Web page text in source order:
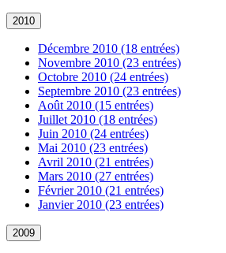
2010
Décembre 2010 (18 entrées)
Novembre 2010 (23 entrées)
Octobre 2010 (24 entrées)
Septembre 2010 (23 entrées)
Août 2010 (15 entrées)
Juillet 2010 (18 entrées)
Juin 2010 (24 entrées)
Mai 2010 (23 entrées)
Avril 2010 (21 entrées)
Mars 2010 (27 entrées)
Février 2010 (21 entrées)
Janvier 2010 (23 entrées)
2009